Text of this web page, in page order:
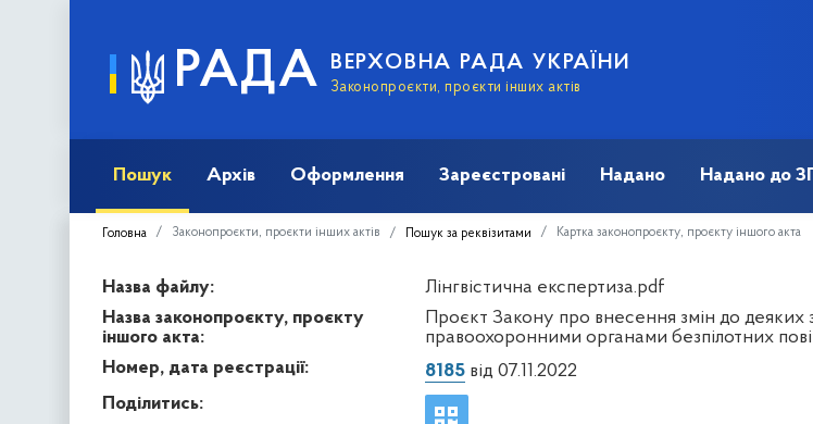
РАДА ВЕРХОВНА РАДА УКРАЇНИ
Законопроєкти, проєкти інших актів
Пошук Архів Оформлення Зареєстровані Надано Надано до
Головна Законопроєкти, проєкти інших актів Пошук за реквізитами Картка законопроєкту, проєкту іншого акта
Назва файлу:
Лінгвістична експертиза.pdf
Назва законопроєкту, проєкту
іншого акта:
Проєкт Закону про внесення змін до деяких
правоохоронними органами безпілотних
Номер, дата реєстрації:
8185від 07.11.2022
Поділитись: